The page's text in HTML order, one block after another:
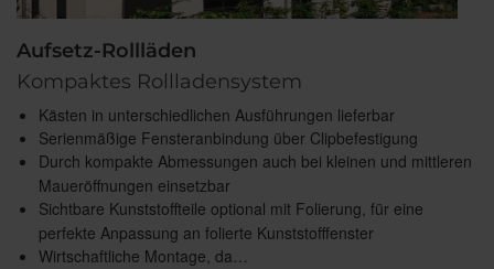
Aufsetz-Rollläden
Kompaktes Rollladensystem
Kästen in unterschiedlichen Ausführungen lieferbar
Serienmäßige Fensteranbindung über Clipbefestigung
Durch kompakte Abmessungen auch bei kleinen und mittleren
Maueröffnungen einsetzbar
Sichtbare Kunststoffteile optional mit Folierung, für eine
perfekte Anpassung an folierte Kunststofffenster
Wirtschaftliche Montage, da…